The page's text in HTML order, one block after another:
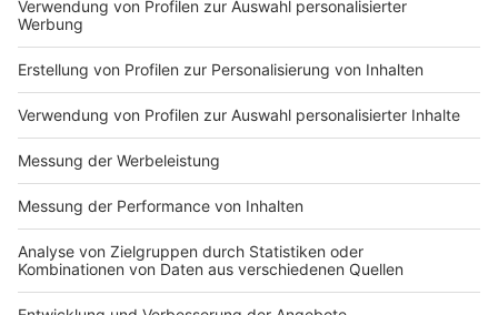
Impressum
Nutzungsbedingungen
Jobs
Kontakt
Studio-Hotline
Newsletter